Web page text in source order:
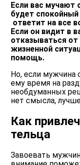
Если вас мучают
будет
ответит на все
Если он видит в
отказываться
жизненной
помощь.
Но, если мужчина
ему время на
необдуманных
нет смысла,
Как
тельца
Завоевать